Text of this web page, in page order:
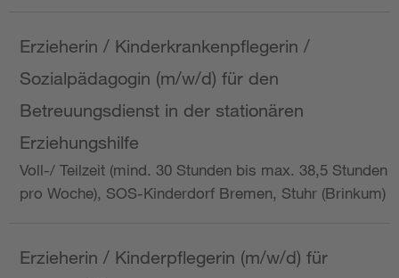
Erzieherin / Kinderkrankenpflegerin /
Sozialpädagogin (m/w/d) für den
Betreuungsdienst in der stationären
Erziehungshilfe
Voll-/ Teilzeit (mind. 30 Stunden bis max. 38,5 Stunden
pro Woche), SOS-Kinderdorf Bremen, Stuhr (Brinkum)
Erzieherin / Kinderpflegerin (m/w/d) für